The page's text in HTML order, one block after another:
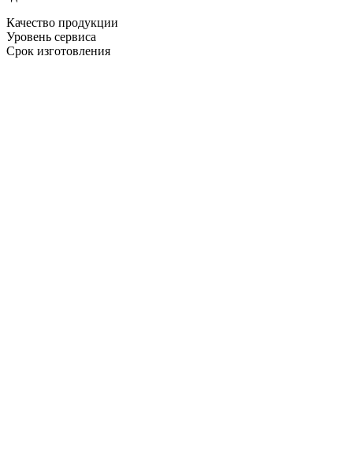
Качество продукции
Уровень сервиса
Срок изготовления